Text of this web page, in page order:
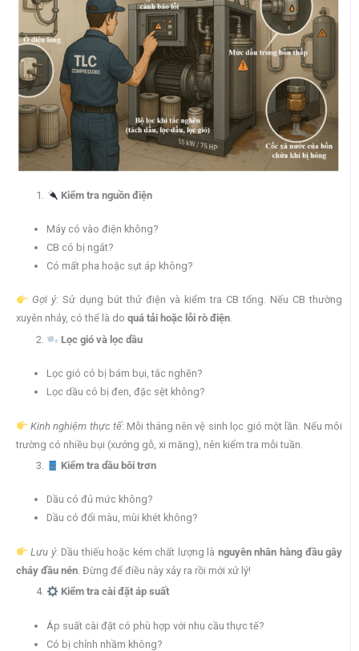
Kiểm tra nguồn điện
Máy có vào điện không?
CB có bị ngắt?
Có mất pha hoặc sụt áp không?
Gợi ý: Sử dụng bút thử điện và kiểm tra CB tổng. Nếu CB thường
xuyên nhảy, có thể là do quá tải hoặc lỗi rò điện.
Lọc gió và lọc dầu
Lọc gió có bị bám bụi, tắc nghẽn?
Lọc dầu có bị đen, đặc sệt không?
Kinh nghiệm thực tế: Mỗi tháng nên vệ sinh lọc gió một lần. Nếu môi
trường có nhiều bụi (xưởng gỗ, xi măng), nên kiểm tra mỗi tuần.
Kiểm tra dầu bôi trơn
Dầu có đủ mức không?
Dầu có đổi màu, mùi khét không?
Lưu ý: Dầu thiếu hoặc kém chất lượng là nguyên nhân hàng đầu gây
cháy đầu nén . Đừng để điều này xảy ra rồi mới xử lý!
Kiểm tra cài đặt áp suất
Áp suất cài đặt có phù hợp với nhu cầu thực tế?
Có bị chỉnh nhầm không?